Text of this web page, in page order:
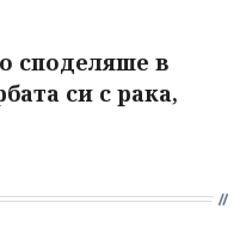
споделяше в
си с рака,